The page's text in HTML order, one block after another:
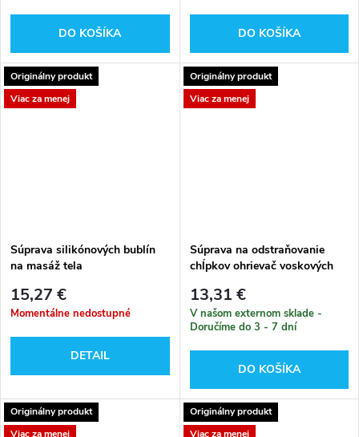
DO KOŠÍKA DO KOŠÍKA
Originálny produkt
Viac za menej
Súprava silikónových bublín
na masáž tela
15,27 €
Momentálne nedostupné
DETAIL
Originálny produkt
Viac za menej
Súprava na odstraňovanie
chĺpkov ohrievač voskových
13,31 €
V našom externom sklade -
Doručíme do 3 - 7 dní
DO KOŠÍKA
Originálny produkt
Viac za menej
Originálny produkt
Viac za menej